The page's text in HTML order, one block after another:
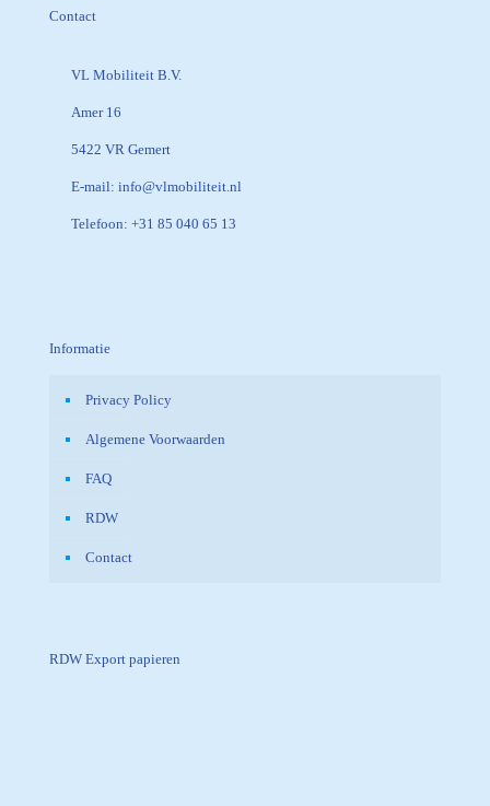
Contact
VL Mobiliteit B.V.
Amer 16
5422 VR Gemert
E-mail: info@vlmobiliteit.nl
Telefoon: +31 85 040 65 13
Informatie
Privacy Policy
Algemene Voorwaarden
FAQ
RDW
Contact
RDW Export papieren